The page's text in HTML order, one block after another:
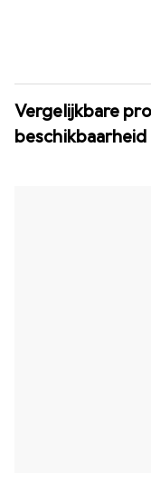
Vergelijkbare
beschikbaarheid